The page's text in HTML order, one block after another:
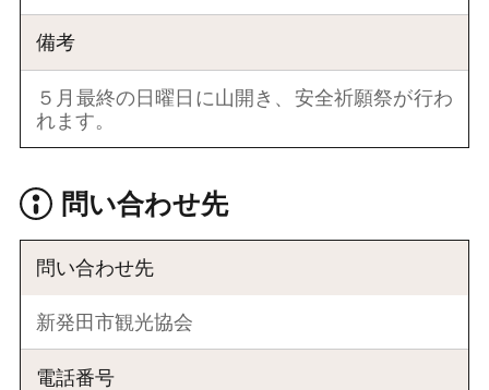
備考
５月最終の日曜日に山開き、安全祈願祭が行わ
れます。
問い合わせ先
問い合わせ先
新発田市観光協会
電話番号